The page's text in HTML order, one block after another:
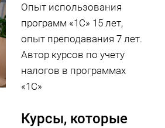
Опыт использования
программ «1С» 15 лет,
опыт преподавания 7 лет.
Автор курсов по учету
налогов в программах
«1С»
Курсы, которые